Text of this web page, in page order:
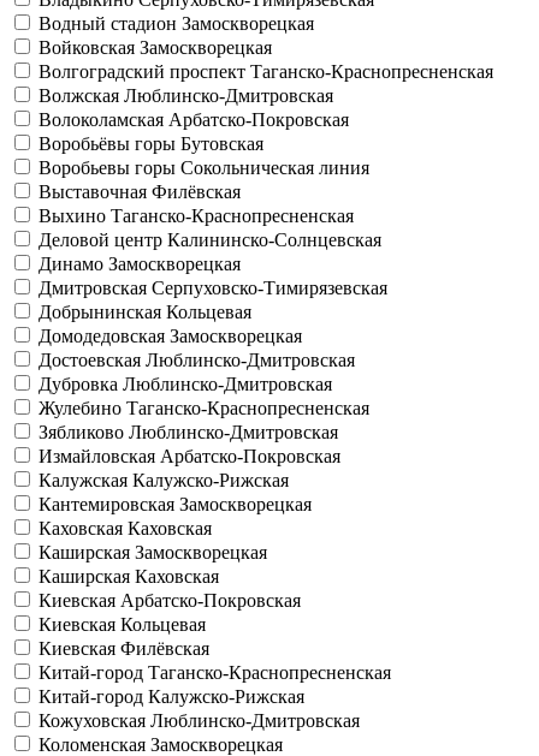
Водный стадион Замоскворецкая
Войковская Замоскворецкая
Волгоградский проспект Таганско-Краснопресненская
Волжская Люблинско-Дмитровская
Волоколамская Арбатско-Покровская
Воробьёвы горы Бутовская
Воробьевы горы Сокольническая линия
Выставочная Филёвская
Выхино Таганско-Краснопресненская
Деловой центр Калининско-Солнцевская
Динамо Замоскворецкая
Дмитровская Серпуховско-Тимирязевская
Добрынинская Кольцевая
Домодедовская Замоскворецкая
Достоевская Люблинско-Дмитровская
Дубровка Люблинско-Дмитровская
Жулебино Таганско-Краснопресненская
Зябликово Люблинско-Дмитровская
Измайловская Арбатско-Покровская
Калужская Калужско-Рижская
Кантемировская Замоскворецкая
Каховская Каховская
Каширская Замоскворецкая
Каширская Каховская
Киевская Арбатско-Покровская
Киевская Кольцевая
Киевская Филёвская
Китай-город Таганско-Краснопресненская
Китай-город Калужско-Рижская
Кожуховская Люблинско-Дмитровская
Коломенская Замоскворецкая